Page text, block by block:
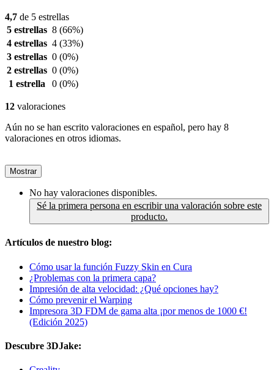
4,7 de 5 estrellas
5 estrellas 8 (66%)
4 estrellas 4 (33%)
3 estrellas 0 (0%)
2 estrellas 0 (0%)
1 estrella
0 (0%)
12 valoraciones
Aún no se han escrito valoraciones en español, pero hay 8
valoraciones en otros idiomas.
Mostrar
No hay valoraciones disponibles.
Sé la primera persona en escribir una valoración sobre este
producto.
Artículos de nuestro blog:
Cómo usar la función Fuzzy Skin en Cura
¿Problemas con la primera capa?
Impresión de alta velocidad: ¿Qué opciones hay?
Cómo prevenir el Warping
Impresora 3D FDM de gama alta ¡por menos de 1000 €!
(Edición 2025)
Descubre 3DJake: